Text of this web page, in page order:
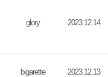
glory 2023.12.14
bigarette 2023.12.13